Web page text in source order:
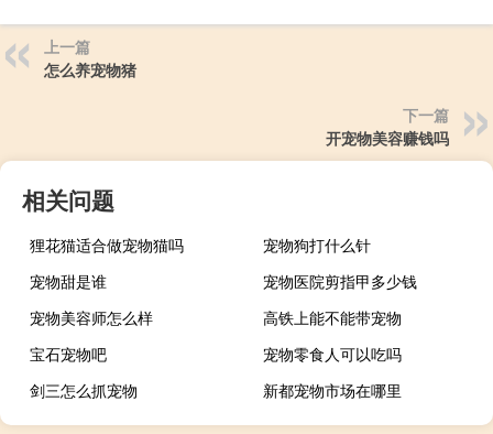
上一篇
怎么养宠物猪
下一篇
开宠物美容赚钱吗
相关问题
狸花猫适合做宠物猫吗
宠物狗打什么针
宠物甜是谁
宠物医院剪指甲多少钱
宠物美容师怎么样
高铁上能不能带宠物
宝石宠物吧
宠物零食人可以吃吗
剑三怎么抓宠物
新都宠物市场在哪里